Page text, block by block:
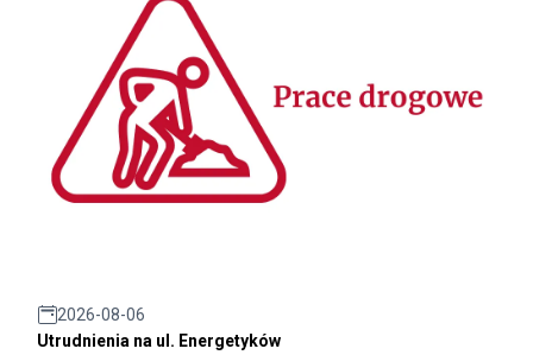
2026-08-06
Utrudnienia na ul. Energetyków